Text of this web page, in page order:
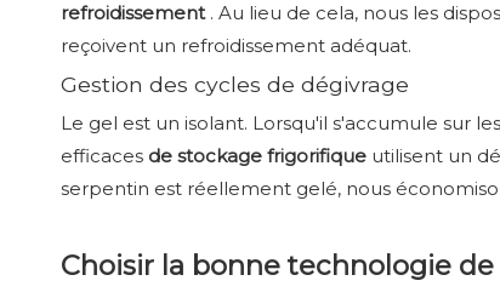
refroidissement . Au lieu de cela, nous les
reçoivent un refroidissement adéquat.
Gestion des cycles de dégivrage
Le gel est un isolant. Lorsqu'il s'accumule sur
efficaces de stockage frigorifique utilisent un
serpentin est réellement gelé, nous
Choisir la bonne technologie